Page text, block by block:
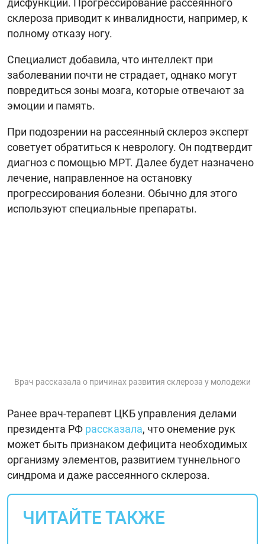
дисфункций. Прогрессирование рассеянного
склероза приводит к инвалидности, например, к
полному отказу ногу.
Специалист добавила, что интеллект при
заболевании почти не страдает, однако могут
повредиться зоны мозга, которые отвечают за
эмоции и память.
При подозрении на рассеянный склероз эксперт
советует обратиться к неврологу. Он подтвердит
диагноз с помощью МРТ. Далее будет назначено
лечение, направленное на остановку
прогрессирования болезни. Обычно для этого
используют специальные препараты.
Врач рассказала о причинах развития склероза у молодежи
Ранее врач-терапевт ЦКБ управления делами
президента РФ рассказала, что онемение рук
может быть признаком дефицита необходимых
организму элементов, развитием туннельного
синдрома и даже рассеянного склероза.
ЧИТАЙТЕ ТАКЖЕ